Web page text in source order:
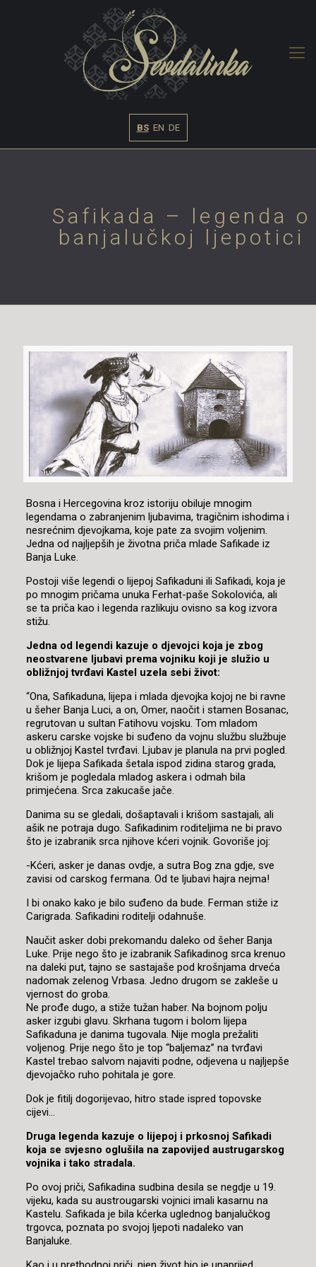
BS EN DE
Safikada – legenda o
banjalučkoj ljepotici
Bosna i Hercegovina kroz istoriju obiluje mnogim
legendama o zabranjenim ljubavima, tragičnim ishodima i
nesrećnim djevojkama, koje pate za svojim voljenim.
Jedna od najljepših je životna priča mlade Safikade iz
Banja Luke.
Postoji više legendi o lijepoj Safikaduni ili Safikadi, koja je
po mnogim pričama unuka Ferhat-paše Sokolovića, ali
se ta priča kao i legenda razlikuju ovisno sa kog izvora
stižu.
Jedna od legendi kazuje o djevojci koja je zbog
neostvarene ljubavi prema vojniku koji je služio u
obližnjoj tvrđavi Kastel uzela sebi život:
“Ona, Safikaduna, lijepa i mlada djevojka kojoj ne bi ravne
u šeher Banja Luci, a on, Omer, naočit i stamen Bosanac,
regrutovan u sultan Fatihovu vojsku. Tom mladom
askeru carske vojske bi suđeno da vojnu službu službuje
u obližnjoj Kastel tvrđavi. Ljubav je planula na prvi pogled.
Dok je lijepa Safikada šetala ispod zidina starog grada,
krišom je pogledala mladog askera i odmah bila
primjećena. Srca zakucaše jače.
Danima su se gledali, došaptavali i krišom sastajali, ali
ašik ne potraja dugo. Safikadinim roditeljima ne bi pravo
što je izabranik srca njihove kćeri vojnik. Govoriše joj:
-Kćeri, asker je danas ovdje, a sutra Bog zna gdje, sve
zavisi od carskog fermana. Od te ljubavi hajra nejma!
I bi onako kako je bilo suđeno da bude. Ferman stiže iz
Carigrada. Safikadini roditelji odahnuše.
Naučit asker dobi prekomandu daleko od šeher Banja
Luke. Prije nego što je izabranik Safikadinog srca krenuo
na daleki put, tajno se sastajaše pod krošnjama drveća
nadomak zelenog Vrbasa. Jedno drugom se zakleše u
vjernost do groba.
Ne prođe dugo, a stiže tužan haber. Na bojnom polju
asker izgubi glavu. Skrhana tugom i bolom lijepa
Safikaduna je danima tugovala. Nije mogla prežaliti
voljenog. Prije nego što je top “baljemaz” na tvrđavi
Kastel trebao salvom najaviti podne, odjevena u najljepše
djevojačko ruho pohitala je gore.
Dok je fitilj dogorijevao, hitro stade ispred topovske
cijevi…
Druga legenda kazuje o lijepoj i prkosnoj Safikadi
koja se svjesno oglušila na zapovijed austrugarskog
vojnika i tako stradala.
Po ovoj priči, Safikadina sudbina desila se negdje u 19.
vijeku, kada su austrougarski vojnici imali kasarnu na
Kastelu. Safikada je bila kćerka uglednog banjalučkog
trgovca, poznata po svojoj ljepoti nadaleko van
Banjaluke.